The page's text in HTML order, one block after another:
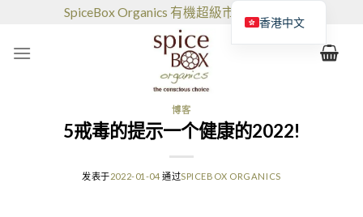
SpiceBox Organics 有機超級市場和咖啡館
博客
5戒毒的提示一个健康的2022!
发表于2022-01-04 通过SPICEBOX ORGANICS
香港中文